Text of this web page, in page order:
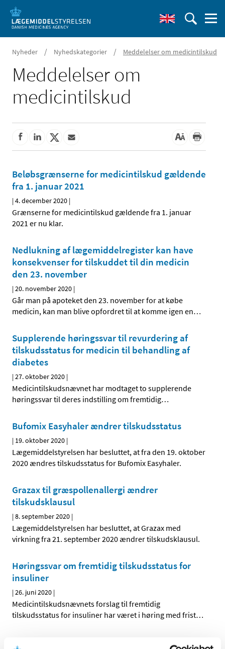
Nyheder / Nyhedskategorier / Meddelelser om medicintilskud
Meddelelser om
medicintilskud
Beløbsgrænserne for medicintilskud gældende
fra 1. januar 2021
|4. december 2020 |
Grænserne for medicintilskud gældende fra 1. januar
2021 er nu klar.
Nedlukning af lægemiddelregister kan have
konsekvenser for tilskuddet til din medicin
den 23. november
|20. november 2020 |
Går man på apoteket den 23. november for at købe
medicin, kan man blive opfordret til at komme igen en…
Supplerende høringssvar til revurdering af
tilskudsstatus for medicin til behandling af
diabetes
|27. oktober 2020 |
Medicintilskudsnævnet har modtaget to supplerende
høringssvar til deres indstilling om fremtidig…
Bufomix Easyhaler ændrer tilskudsstatus
| 19. oktober 2020 |
Lægemiddelstyrelsen har besluttet, at fra den 19. oktober
2020 ændres tilskudsstatus for Bufomix Easyhaler.
Grazax til græspollenallergi ændrer
tilskudsklausul
|8. september 2020 |
Lægemiddelstyrelsen har besluttet, at Grazax med
virkning fra 21. september 2020 ændrer tilskudsklausul.
Høringssvar om fremtidig tilskudsstatus for
insuliner
|26. juni 2020 |
Medicintilskudsnævnets forslag til fremtidig
tilskudsstatus for insuliner har været i høring med frist…